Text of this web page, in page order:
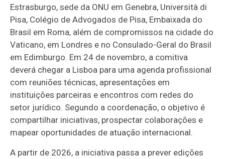
Estrasburgo, sede da ONU em Genebra, Università di
Pisa, Colégio de Advogados de Pisa, Embaixada do
Brasil em Roma, além de compromissos na cidade do
Vaticano, em Londres e no Consulado-Geral do Brasil
em Edimburgo. Em 24 de novembro, a comitiva
deverá chegar a Lisboa para uma agenda profissional
com reuniões técnicas, apresentações em
instituições parceiras e encontros com redes do
setor jurídico. Segundo a coordenação, o objetivo é
compartilhar iniciativas, prospectar colaborações e
mapear oportunidades de atuação internacional.
A partir de 2026, a iniciativa passa a prever edições